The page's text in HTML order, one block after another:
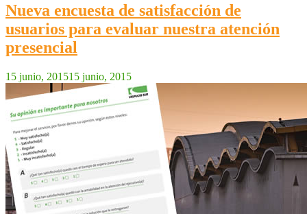
Nueva encuesta de satisfacción de
usuarios para evaluar nuestra atención
presencial
15 junio, 201515 junio, 2015